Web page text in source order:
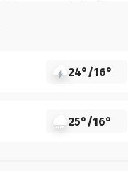
24°/16°
25°/16°